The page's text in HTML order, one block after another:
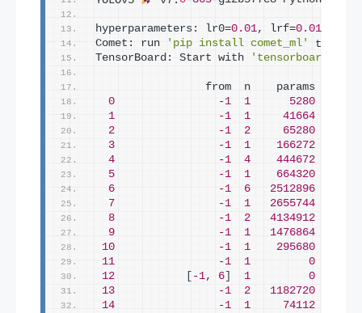
hyperparameters: lr0=0.01, lrf=0.01
Comet: run
'pip install comet_ml'
to
TensorBoard: Start with
'tensorboard --
from  n
0
-1 1 5280
1
-1 1 41664
2
-1 2 65280
3
-1 1 166272
4
-1 4 444672
5
-1 1 664320
6
-1 6 2512896
7
-1 1 2655744
8
-1 2 4134912
9
-1 1 1476864
10
-1 1 295680
11
-1 1 0
12
-1, 6 1 0
13
-1 2 1182720
14
-1 1 74112